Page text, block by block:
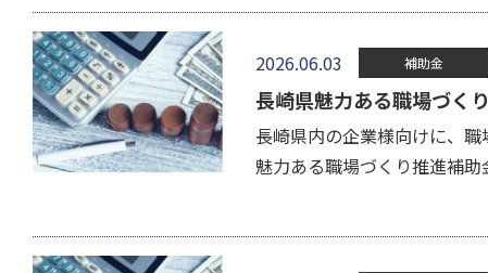
2026.06.03 補助金
長崎県魅力ある職場づく
長崎県内の企業様向けに、
魅力ある職場づくり推進補